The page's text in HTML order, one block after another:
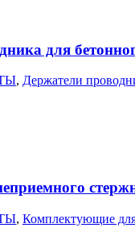
для
, Держатели
, Комплектующие